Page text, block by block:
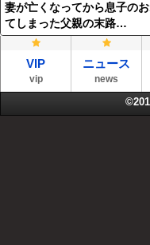
妻が亡くなってから息子の
てしまった父親の末路…
VIP
vip
ニュース
news